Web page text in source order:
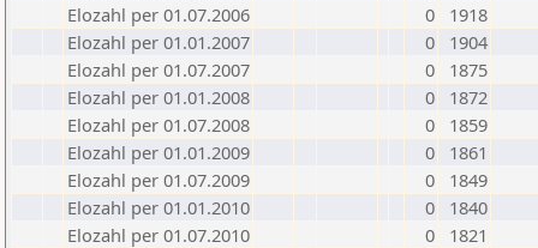
Elozahl per 01.07.2006
0
1918
Elozahl per 01.01.2007
0
1904
Elozahl per 01.07.2007
0
1875
Elozahl per 01.01.2008
0
1872
Elozahl per 01.07.2008
0
1859
Elozahl per 01.01.2009
0
1861
Elozahl per 01.07.2009
0
1849
Elozahl per 01.01.2010
0
1840
Elozahl per 01.07.2010
0
1821